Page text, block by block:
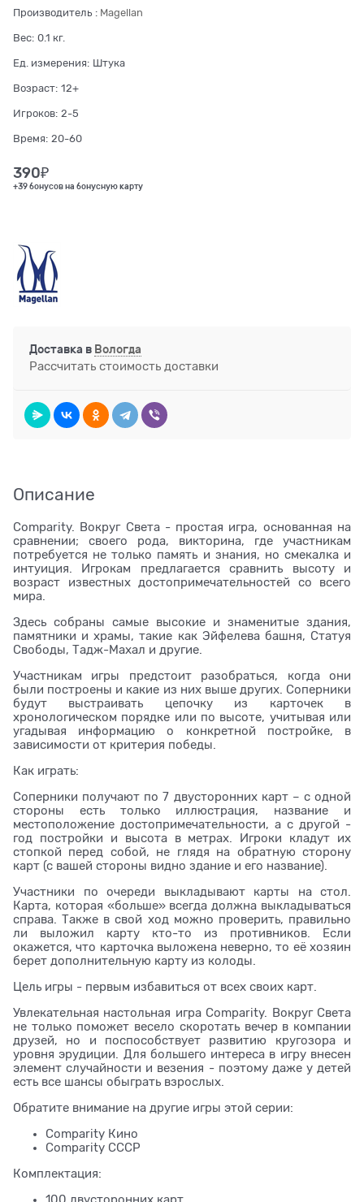
Производитель : Magellan
Вес: 0.1 кг.
Ед. измерения: Штука
Возраст: 12+
Игроков: 2-5
Время: 20-60
390₽
+39 бонусов на бонусную карту
Доставка в Вологда
Рассчитать стоимость доставки
Описание
Comparity. Вокруг Света - простая игра, основанная на
сравнении; своего рода, викторина, где участникам
потребуется не только память и знания, но смекалка и
интуиция. Игрокам предлагается сравнить высоту и
возраст известных достопримечательностей со всего
мира.
Здесь собраны самые высокие и знаменитые здания,
памятники и храмы, такие как Эйфелева башня, Статуя
Свободы, Тадж-Махал и другие.
Участникам игры предстоит разобраться, когда они
были построены и какие из них выше других. Соперники
будут выстраивать цепочку из карточек в
хронологическом порядке или по высоте, учитывая или
угадывая информацию о конкретной постройке, в
зависимости от критерия победы.
Как играть:
Соперники получают по 7 двусторонних карт – с одной
стороны есть только иллюстрация, название и
местоположение достопримечательности, а с другой -
год постройки и высота в метрах. Игроки кладут их
стопкой перед собой, не глядя на обратную сторону
карт (с вашей стороны видно здание и его название).
Участники по очереди выкладывают карты на стол.
Карта, которая «больше» всегда должна выкладываться
справа. Также в свой ход можно проверить, правильно
ли выложил карту кто-то из противников. Если
окажется, что карточка выложена неверно, то её хозяин
берет дополнительную карту из колоды.
Цель игры - первым избавиться от всех своих карт.
Увлекательная настольная игра Comparity. Вокруг Света
не только поможет весело скоротать вечер в компании
друзей, но и поспособствует развитию кругозора и
уровня эрудиции. Для большего интереса в игру внесен
элемент случайности и везения - поэтому даже у детей
есть все шансы обыграть взрослых.
Обратите внимание на другие игры этой серии:
Comparity Кино
Comparity СССР
Комплектация:
100 двусторонних карт